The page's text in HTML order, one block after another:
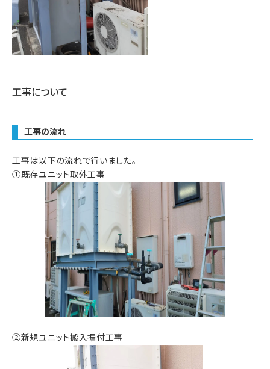
工事について
工事の流れ
工事は以下の流れで行いました。
①既存ユニット取外工事
②新規ユニット搬入据付工事